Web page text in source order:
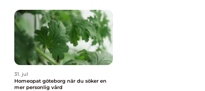
31. jul
Homeopat göteborg när du söker en
mer personlig vård